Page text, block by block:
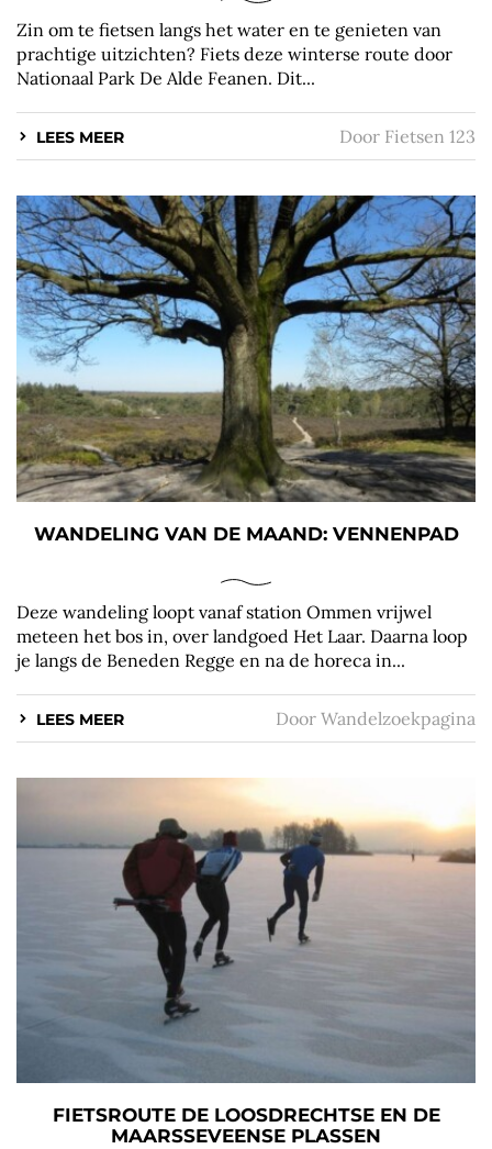
Zin om te fietsen langs het water en te genieten van
prachtige uitzichten? Fiets deze winterse route door
Nationaal Park De Alde Feanen. Dit...
LEES MEER Door Fietsen 123
WANDELING VAN DE MAAND: VENNENPAD
Deze wandeling loopt vanaf station Ommen vrijwel
meteen het bos in, over landgoed Het Laar. Daarna loop
je langs de Beneden Regge en na de horeca in...
LEES MEER Door Wandelzoekpagina
FIETSROUTE DE LOOSDRECHTSE EN DE
MAARSSEVEENSE PLASSEN